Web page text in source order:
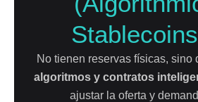
No tienen reservas físicas, sino
algoritmos y contratos
ajustar la oferta y